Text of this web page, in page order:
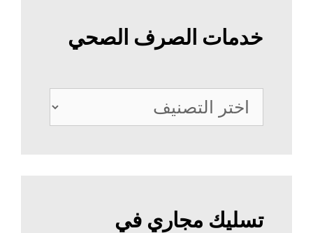
خدمات الصرف الصحي
خدمات
الصرف
تسليك مجاري في